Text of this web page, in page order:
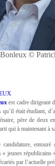
©
est cadre dirigeant
était étudiant,
père de deux
qui à maintenant à
entouré
« jeunes républicains
par l’actuelle